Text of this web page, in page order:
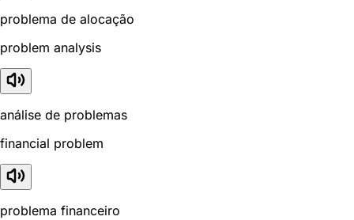
problema de alocação
problem analysis
análise de problemas
financial problem
problema financeiro